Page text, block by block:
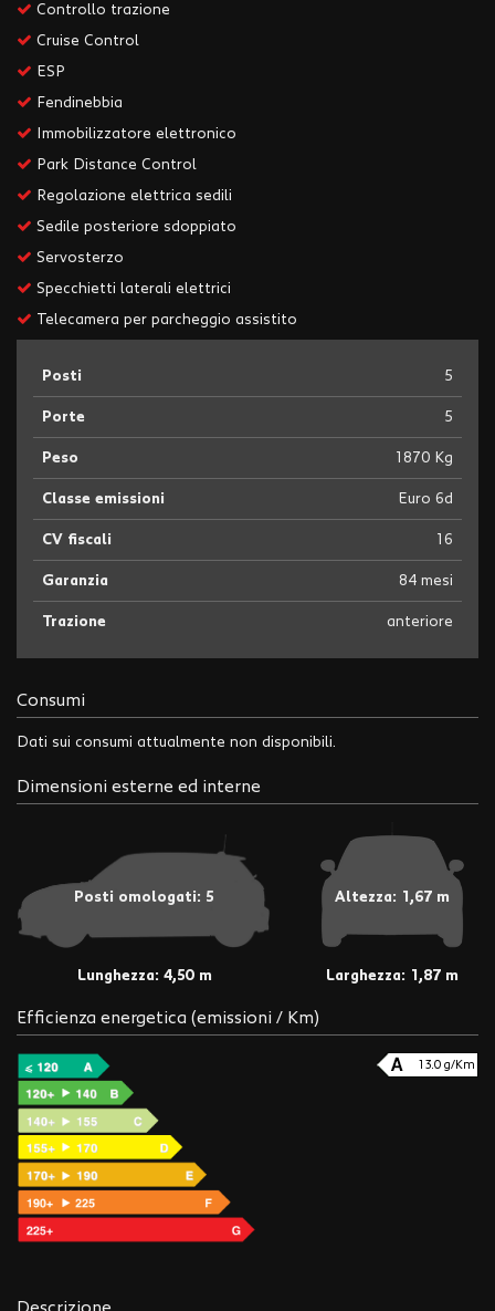
Controllo trazione
Cruise Control
ESP
Fendinebbia
Immobilizzatore elettronico
Park Distance Control
Regolazione elettrica sedili
Sedile posteriore sdoppiato
Servosterzo
Specchietti laterali elettrici
Telecamera per parcheggio assistito
Posti 5
Porte 5
Peso 1870 Kg
Classe emissioni Euro 6d
CV fiscali 16
Garanzia 84 mesi
Trazione anteriore
Consumi
Dati sui consumi attualmente non disponibili.
Dimensioni esterne ed interne
Posti omologati: 5
Lunghezza: 4,50 m
Altezza: 1,67 m
Larghezza: 1,87 m
Efficienza energetica (emissioni / Km)
13.0 g/Km
Descrizione